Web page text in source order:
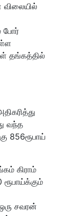
விலையில்
போர்
தங்கத்தில்
வந்த
856ரூபாய்
கிராம்
சவரன்